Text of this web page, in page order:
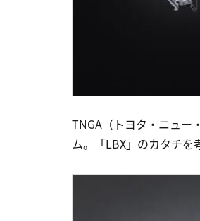
TNGA（トヨタ・ニュー
ム。「LBX」のカタチを